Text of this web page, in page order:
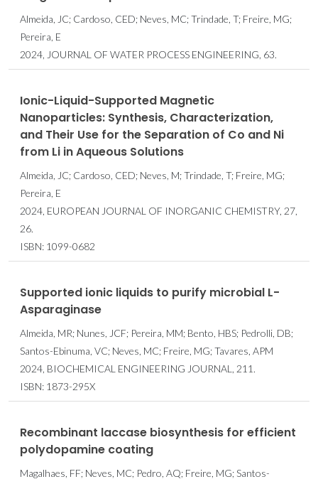
Almeida, JC; Cardoso, CED; Neves, MC; Trindade, T; Freire, MG;
Pereira, E
2024, JOURNAL OF WATER PROCESS ENGINEERING, 63.
Ionic-Liquid-Supported Magnetic
Nanoparticles: Synthesis, Characterization,
and Their Use for the Separation of Co and Ni
from Li in Aqueous Solutions
Almeida, JC; Cardoso, CED; Neves, M; Trindade, T; Freire, MG;
Pereira, E
2024, EUROPEAN JOURNAL OF INORGANIC CHEMISTRY, 27,
26.
ISBN: 1099-0682
Supported ionic liquids to purify microbial L-
Asparaginase
Almeida, MR; Nunes, JCF; Pereira, MM; Bento, HBS; Pedrolli, DB;
Santos-Ebinuma, VC; Neves, MC; Freire, MG; Tavares, APM
2024, BIOCHEMICAL ENGINEERING JOURNAL, 211.
ISBN: 1873-295X
Recombinant laccase biosynthesis for efficient
polydopamine coating
Magalhaes, FF; Neves, MC; Pedro, AQ; Freire, MG; Santos-